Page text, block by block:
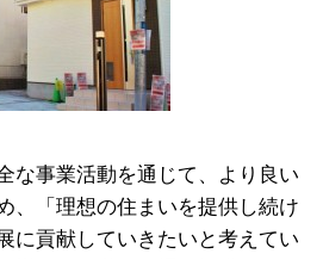
な事業活動を通じて、より良い
、「理想の住まいを提供し続け
に貢献していきたいと考えてい